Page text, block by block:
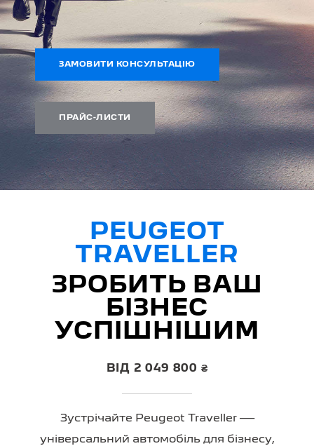
ЗАМОВИТИ КОНСУЛЬТАЦІЮ
ПРАЙС-ЛИСТИ
PEUGEOT
TRAVELLER
ЗРОБИТЬ ВАШ
БІЗНЕС
УСПІШНІШИМ
ВІД 2 049 800 ₴
Зустрічайте Peugeot Traveller —
універсальний автомобіль для бізнесу,